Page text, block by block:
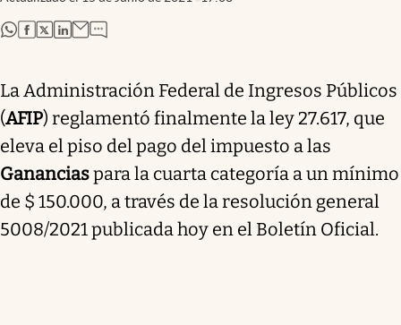
abre en nueva pestaña
abre en nueva pestaña
abre en nueva pestaña
abre en nueva pestaña
La Administración Federal de Ingresos Públicos
(AFIP) reglamentó finalmente la ley 27.617, que
eleva el piso del pago del impuesto a las
Gananciaspara la cuarta categoría aun mínimo
de $ 150.000, a través de la resolución general
5008/2021 publicada hoy en el Boletín Oficial.